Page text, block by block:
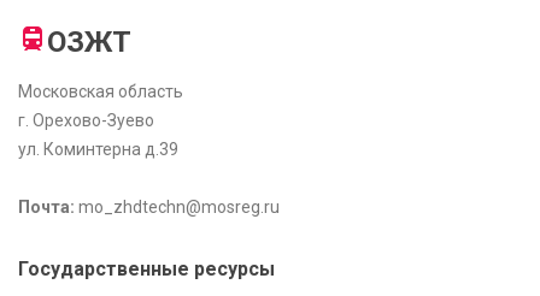
ОЗЖТ
Московская область
г. Орехово-Зуево
ул. Коминтерна д.39
Почта: mo_zhdtechn@mosreg.ru
Государственные ресурсы